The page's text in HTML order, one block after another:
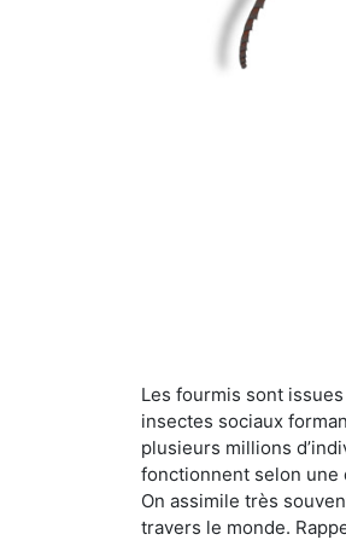
Les fourmis sont
insectes sociaux
plusieurs millions
fonctionnent selon une
On assimile très
travers le monde.